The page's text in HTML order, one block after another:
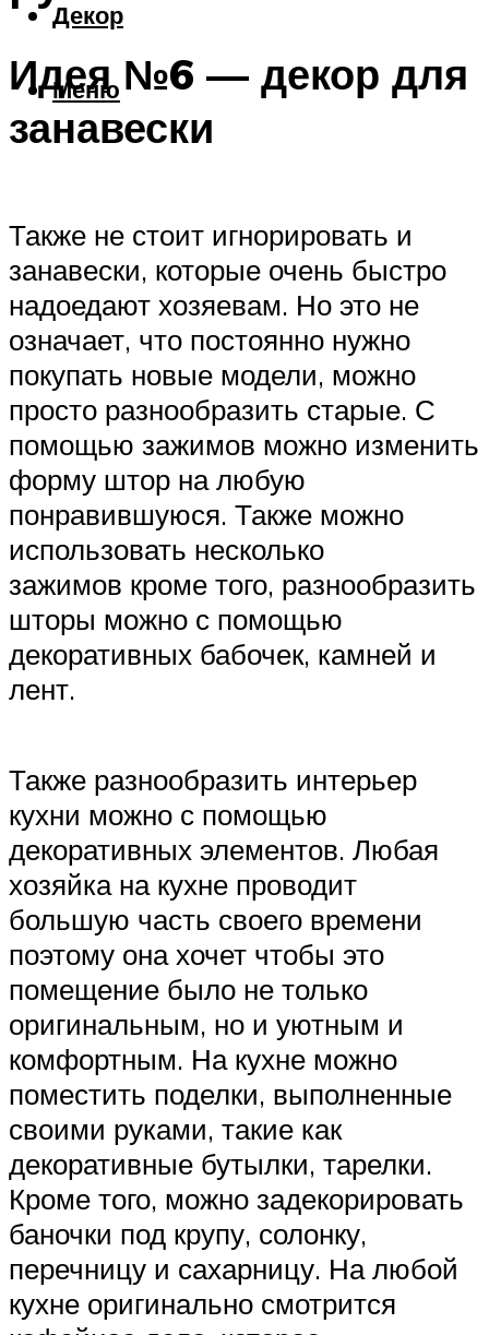
Декор
Меню
Идея №6 — декор для
занавески
Также не стоит игнорировать и
занавески, которые очень быстро
надоедают хозяевам. Но это не
означает, что постоянно нужно
покупать новые модели, можно
просто разнообразить старые. С
помощью зажимов можно изменить
форму штор на любую
понравившуюся. Также можно
использовать несколько
зажимов кроме того, разнообразить
шторы можно с помощью
декоративных бабочек, камней и
лент.
Также разнообразить интерьер
кухни можно с помощью
декоративных элементов. Любая
хозяйка на кухне проводит
большую часть своего времени
поэтому она хочет чтобы это
помещение было не только
оригинальным, но и уютным и
комфортным. На кухне можно
поместить поделки, выполненные
своими руками, такие как
декоративные бутылки, тарелки.
Кроме того, можно задекорировать
баночки под крупу, солонку,
перечницу и сахарницу. На любой
кухне оригинально смотрится